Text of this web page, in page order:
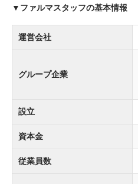
▼ファルマスタッフの基本情報
運営会社
グループ企業
設立
資本金
従業員数